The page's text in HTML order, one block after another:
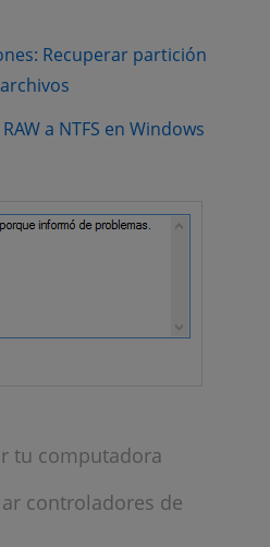
Recuperar partición
a NTFS en Windows
tu computadora
controladores de